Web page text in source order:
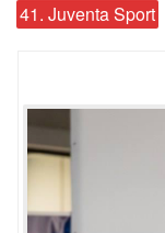
41. Juventa Sport